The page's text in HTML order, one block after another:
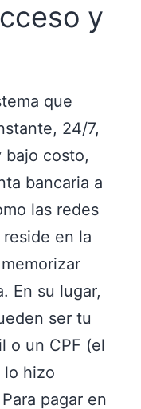
y
que
24/7,
bajo costo,
bancaria a
las redes
en la
En su lugar,
ser tu
o un CPF (el
lo hizo
pagar en